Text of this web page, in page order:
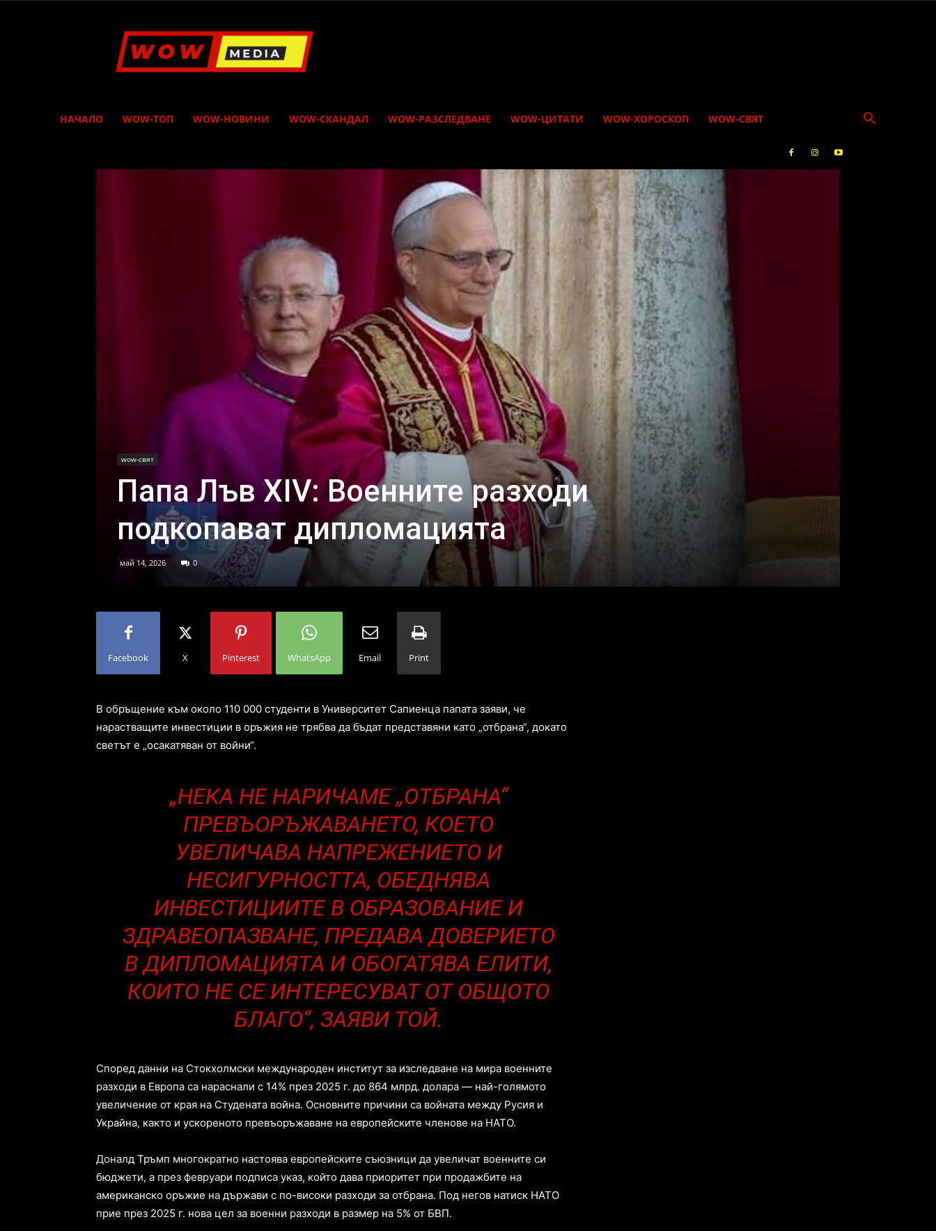
Media
НАЧАЛО WOW-ТОП WOW-НОВИНИ WOW-СКАНДАЛ WOW-РАЗСЛЕДВАНЕ WOW-ЦИТАТИ WOW-ХОРОСКОП WOW-СВЯТ
wow-свят
Папа Лъв XIV: Военните разходи
подкопават дипломацията
май 14, 2026 0
Facebook X Pinterest WhatsApp Email Print
В обръщение към около 110 000 студенти в Университет Сапиенца папата заяви, че
нарастващите инвестиции в оръжия не трябва да бъдат представяни като „отбрана“, докато
светът е „осакатяван от войни“.
„НЕКА НЕ НАРИЧАМЕ „ОТБРАНА“
ПРЕВЪОРЪЖАВАНЕТО, КОЕТО
УВЕЛИЧАВА НАПРЕЖЕНИЕТО И
НЕСИГУРНОСТТА, ОБЕДНЯВА
ИНВЕСТИЦИИТЕ В ОБРАЗОВАНИЕ И
ЗДРАВЕОПАЗВАНЕ, ПРЕДАВА ДОВЕРИЕТО
В ДИПЛОМАЦИЯТА И ОБОГАТЯВА ЕЛИТИ,
КОИТО НЕ СЕ ИНТЕРЕСУВАТ ОТ ОБЩОТО
БЛАГО“, ЗАЯВИ ТОЙ.
Според данни на Стокхолмски международен институт за изследване на мира военните
разходи в Европа са нараснали с 14% през 2025 г. до 864 млрд. долара — най-голямото
увеличение от края на Студената война. Основните причини са войната между Русия и
Украйна, както и ускореното превъоръжаване на европейските членове на НАТО.
Доналд Тръмп многократно настоява европейските съюзници да увеличат военните си
бюджети, а през февруари подписа указ, който дава приоритет при продажбите на
американско оръжие на държави с по-високи разходи за отбрана. Под негов натиск НАТО
прие през 2025 г. нова цел за военни разходи в размер на 5% от БВП.